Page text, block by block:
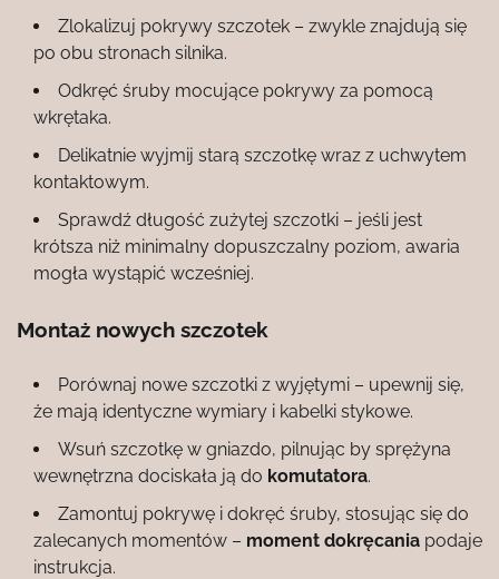
Zlokalizuj pokrywy szczotek – zwykle znajdują się
po obu stronach silnika.
Odkręć śruby mocujące pokrywy za pomocą
wkrętaka.
Delikatnie wyjmij starą szczotkę wraz z uchwytem
kontaktowym.
Sprawdź długość zużytej szczotki – jeśli jest
krótsza niż minimalny dopuszczalny poziom, awaria
mogła wystąpić wcześniej.
Montaż nowych szczotek
Porównaj nowe szczotki z wyjętymi – upewnij się,
że mają identyczne wymiary i kabelki stykowe.
Wsuń szczotkę w gniazdo, pilnując by sprężyna
wewnętrzna dociskała ją do komutatora.
Zamontuj pokrywę i dokręć śruby, stosując się do
zalecanych momentów – moment dokręcania podaje
instrukcja.